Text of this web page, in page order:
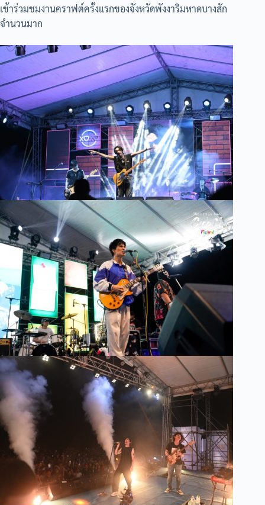
เข้าร่วมชมงานคราฟต์ครั้งแรกของจังหวัดพังงาริมหาดบางสัก
จำนวนมาก